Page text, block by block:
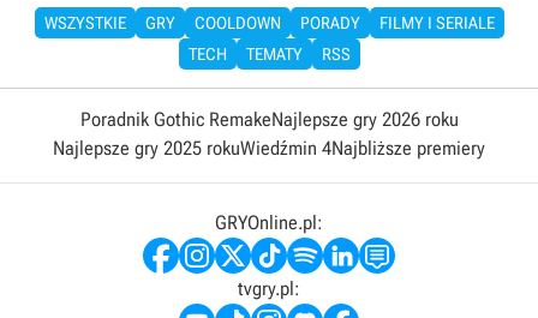
WSZYSTKIE GRY COOLDOWN PORADY
FILMY I SERIALE
TECH
TEMATY RSS
Poradnik Gothic RemakeNajlepsze gry 2026 roku
Najlepsze gry 2025 rokuWiedźmin 4Najbliższe premiery
GRYOnline.pl:
tvgry.pl: